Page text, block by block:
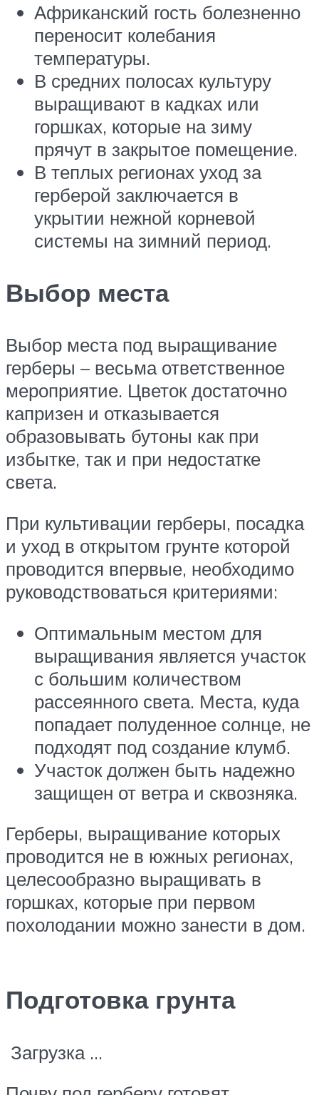
Африканский гость болезненно
переносит колебания
температуры.
В средних полосах культуру
выращивают в кадках или
горшках, которые на зиму
прячут в закрытое помещение.
В теплых регионах уход за
герберой заключается в
укрытии нежной корневой
системы на зимний период.
Выбор места
Выбор места под выращивание
герберы – весьма ответственное
мероприятие. Цветок достаточно
капризен и отказывается
образовывать бутоны как при
избытке, так и при недостатке
света.
При культивации герберы, посадка
и уход в открытом грунте которой
проводится впервые, необходимо
руководствоваться критериями:
Оптимальным местом для
выращивания является участок
с большим количеством
рассеянного света. Места, куда
попадает полуденное солнце, не
подходят под создание клумб.
Участок должен быть надежно
защищен от ветра и сквозняка.
Герберы, выращивание которых
проводится не в южных регионах,
целесообразно выращивать в
горшках, которые при первом
похолодании можно занести в дом.
Подготовка грунта
Загрузка …